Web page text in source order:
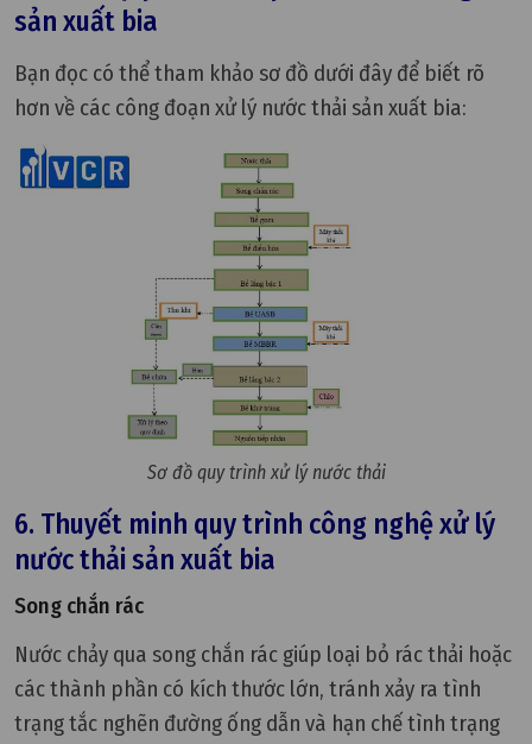
sản xuất bia
Bạn đọc có thể tham khảo sơ đồ dưới đây để biết rõ
hơn về các công đoạn xử lý nước thải sản xuất bia:
Sơ đồ quy trình xử lý nước thải
6. Thuyết minh quy trình công nghệ xử lý
nước thải sản xuất bia
Song chắn rác
Nước chảy qua song chắn rác giúp loại bỏ rác thải hoặc
các thành phần có kích thước lớn, tránh xảy ra tình
trạng tắc nghẽn đường ống dẫn và hạn chế tình trạng